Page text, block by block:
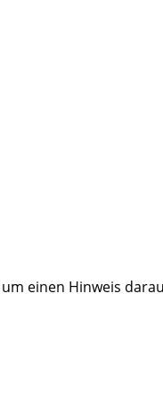
einen Hinweis